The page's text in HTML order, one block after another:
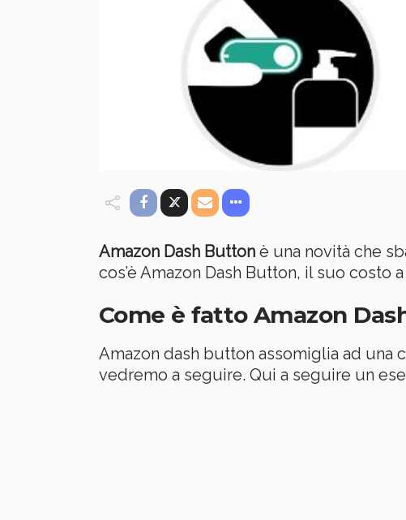
Amazon Dash Button è una novità che
cos’è Amazon Dash Button, il suo
Come è fatto Amazon
Amazon dash button assomiglia ad
vedremo a seguire. Qui a seguire un